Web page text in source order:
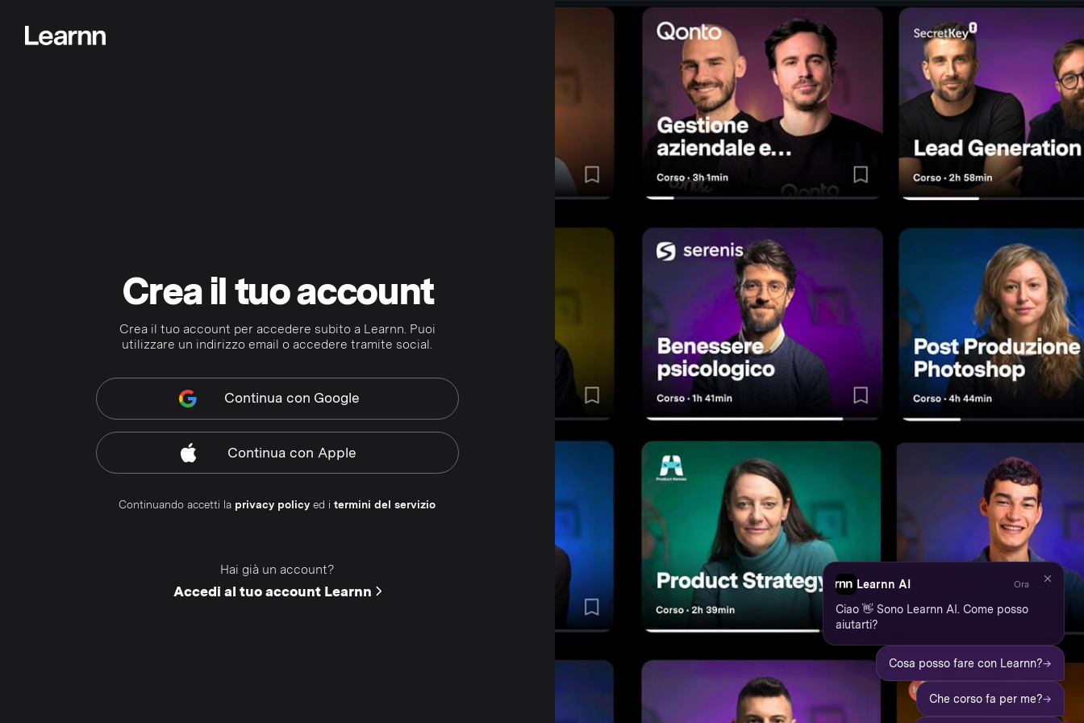
Crea il tuo account
Crea il tuo account per accedere subito a Learnn. Puoi
utilizzare un indirizzo email o accedere tramite social.
Continua con Google
Continua con Apple
Continuando accetti la privacy policyed i termini del servizio
Hai già un account?
Accedi al tuo account Learnn Learnn AI Ora
Ciao 👋 Sono Learnn AI. Come posso
aiutarti?
Cosa posso fare con Learnn?→
Che corso fa per me?→